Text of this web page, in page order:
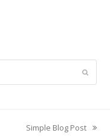
Submit
next
Simple Blog Post